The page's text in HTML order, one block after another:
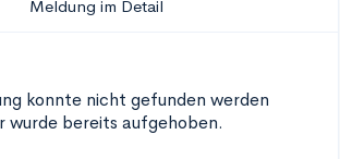
Meldung im Detail
konnte nicht gefunden werden
wurde bereits aufgehoben.